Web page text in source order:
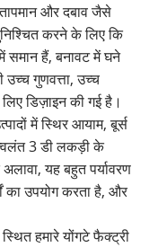
और दबाव जैसे
करने के लिए कि
समान हैं, बनावट में घने
उच्च गुणवत्ता, उच्च
डिज़ाइन की गई है।
में स्थिर आयाम, बूर्स
3 डी लकड़ी के
यह बहुत पर्यावरण
का उपयोग करता है, और
हमारे योंगटे फैक्ट्री